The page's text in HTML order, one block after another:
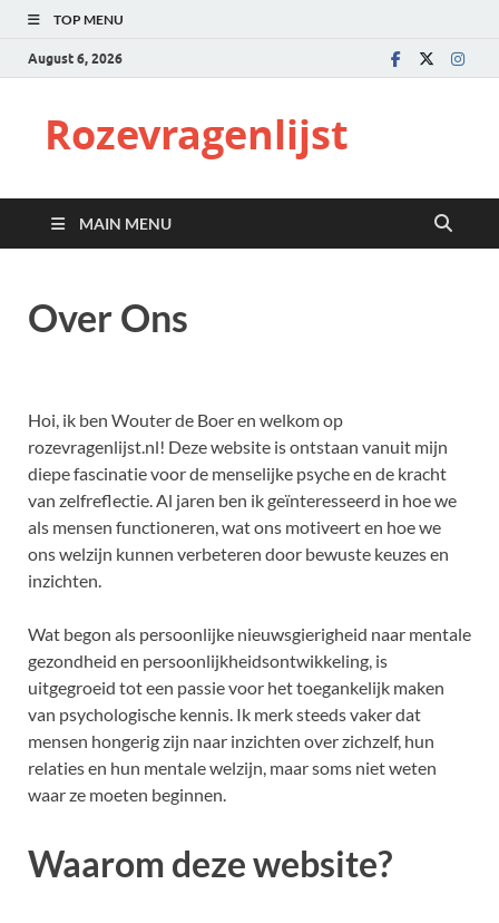
TOP MENU
August 6, 2026
Rozevragenlijst
MAIN MENU
Over Ons
Hoi, ik ben Wouter de Boer en welkom op
rozevragenlijst.nl! Deze website is ontstaan vanuit mijn
diepe fascinatie voor de menselijke psyche en de kracht
van zelfreflectie. Al jaren ben ik geïnteresseerd in hoe we
als mensen functioneren, wat ons motiveert en hoe we
ons welzijn kunnen verbeteren door bewuste keuzes en
inzichten.
Wat begon als persoonlijke nieuwsgierigheid naar mentale
gezondheid en persoonlijkheidsontwikkeling, is
uitgegroeid tot een passie voor het toegankelijk maken
van psychologische kennis. Ik merk steeds vaker dat
mensen hongerig zijn naar inzichten over zichzelf, hun
relaties en hun mentale welzijn, maar soms niet weten
waar ze moeten beginnen.
Waarom deze website?